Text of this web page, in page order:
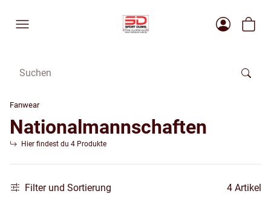
Fanwear
Nationalmannschaften
Hier findest du 4 Produkte
Filter und Sortierung 4 Artikel